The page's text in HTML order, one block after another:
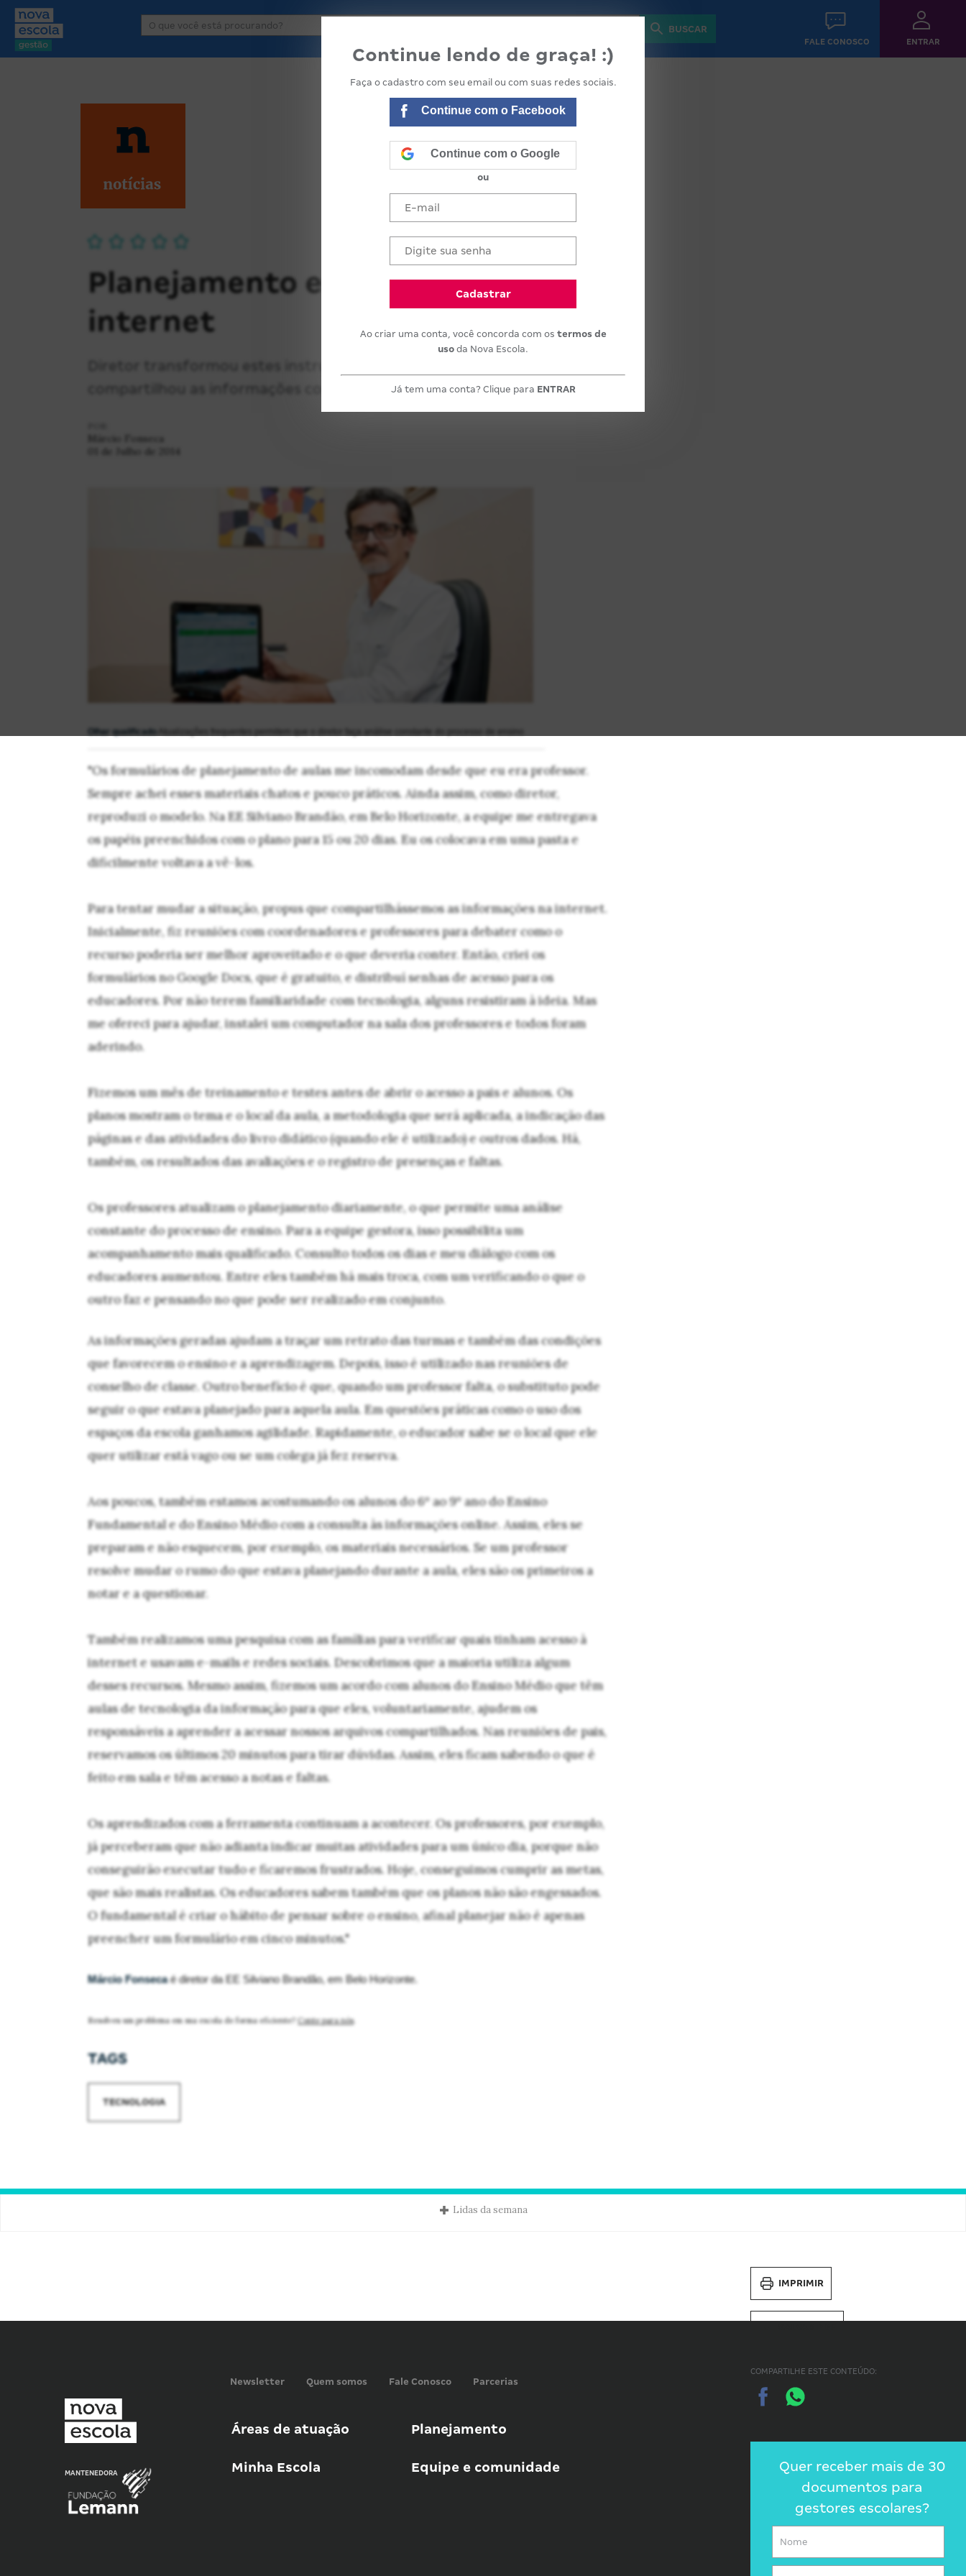
Continue lendo de graça! :)
Faça o cadastro com seu email ou com suas redes sociais.
Continue com o Facebook
Continue com o Google
ou
Cadastrar
Ao criar uma conta, você concorda com os termos de
uso da Nova Escola.
Já tem uma conta? Clique para ENTRAR
BUSCAR
FALE CONOSCO ENTRAR
Área de atuação Planejamento Minha Escola Equipe e comunidade Revista
Planejamento e diário de classe na
internet
compartilhou as informações com pais e alunos
Olhar qualificado
"Os formulários de planejamento de aulas me incomodam desde que eu era professor.
Sempre achei esses materiais chatos e pouco práticos. Ainda assim, como diretor,
reproduzi o modelo. Na EE Silviano Brandão, em Belo Horizonte, a equipe me entregava
os papéis preenchidos com o plano para 15 ou 20 dias. Eu os colocava em uma pasta e
dificilmente voltava a vê-los.
Para tentar mudar a situação, propus que compartilhássemos as informações na internet.
Inicialmente, fiz reuniões com coordenadores e professores para debater como o
recurso poderia ser melhor aproveitado e o que deveria conter. Então, criei os
formulários no Google Docs, que é gratuito, e distribuí senhas de acesso para os
educadores. Por não terem familiaridade com tecnologia, alguns resistiram à ideia. Mas
me ofereci para ajudar, instalei um computador na sala dos professores e todos foram
aderindo.
Fizemos um mês de treinamento e testes antes de abrir o acesso a pais e alunos. Os
planos mostram o tema e o local da aula, a metodologia que será aplicada, a indicação das
páginas e das atividades do livro didático (quando ele é utilizado) e outros dados. Há,
também, os resultados das avaliações e o registro de presenças e faltas.
Os professores atualizam o planejamento diariamente, o que permite uma análise
constante do processo de ensino. Para a equipe gestora, isso possibilita um
acompanhamento mais qualificado. Consulto todos os dias e meu diálogo com os
educadores aumentou. Entre eles também há mais troca, com um verificando o que o
outro faz e pensando no que pode ser realizado em conjunto.
As informações geradas ajudam a traçar um retrato das turmas e também das condições
que favorecem o ensino e a aprendizagem. Depois, isso é utilizado nas reuniões de
conselho de classe. Outro benefício é que, quando um professor falta, o substituto pode
seguir o que estava planejado para aquela aula. Em questões práticas como o uso dos
espaços da escola ganhamos agilidade. Rapidamente, o educador sabe se o local que ele
quer utilizar está vago ou se um colega já fez reserva.
Aos poucos, também estamos acostumando os alunos do 6º ao 9º ano do Ensino
Fundamental e do Ensino Médio com a consulta às informações online. Assim, eles se
preparam e não esquecem, por exemplo, os materiais necessários. Se um professor
resolve mudar o rumo do que estava planejando durante a aula, eles são os primeiros a
notar e a questionar.
Também realizamos uma pesquisa com as famílias para verificar quais tinham acesso à
internet e usavam e-mails e redes sociais. Descobrimos que a maioria utiliza algum
desses recursos. Mesmo assim, fizemos um acordo com alunos do Ensino Médio que têm
aulas de tecnologia da informação para que eles, voluntariamente, ajudem os
responsáveis a aprender a acessar nossos arquivos compartilhados. Nas reuniões de pais,
reservamos os últimos 20 minutos para tirar dúvidas. Assim, eles ficam sabendo o que é
feito em sala e têm acesso a notas e faltas.
Os aprendizados com a ferramenta continuam a acontecer. Os professores, por exemplo,
já perceberam que não adianta indicar muitas atividades para um único dia, porque não
conseguirão executar tudo e ficaremos frustrados. Hoje, conseguimos cumprir as metas,
que são mais realistas. Os educadores sabem também que os planos não são engessados.
O fundamental é criar o hábito de pensar sobre o ensino, afinal planejar não é apenas
preencher um formulário em cinco minutos."
Márcio Fonsecaé diretor da EE Silviano Brandão, em Belo Horizonte.
Resolveu um problema em sua escola de forma eficiente?Conte para nós.
TAGS
TECNOLOGIA
Lidas da semana
IMPRIMIR
COMPARTILHE ESTE CONTEÚDO:
Quer receber mais de 30
documentos para
gestores escolares?
MANTENEDORA
Newsletter Quem somos Fale Conosco Parcerias
Áreas de atuação Planejamento
Minha Escola Equipe e comunidade